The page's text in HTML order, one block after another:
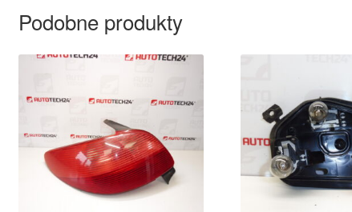
Podobne produkty